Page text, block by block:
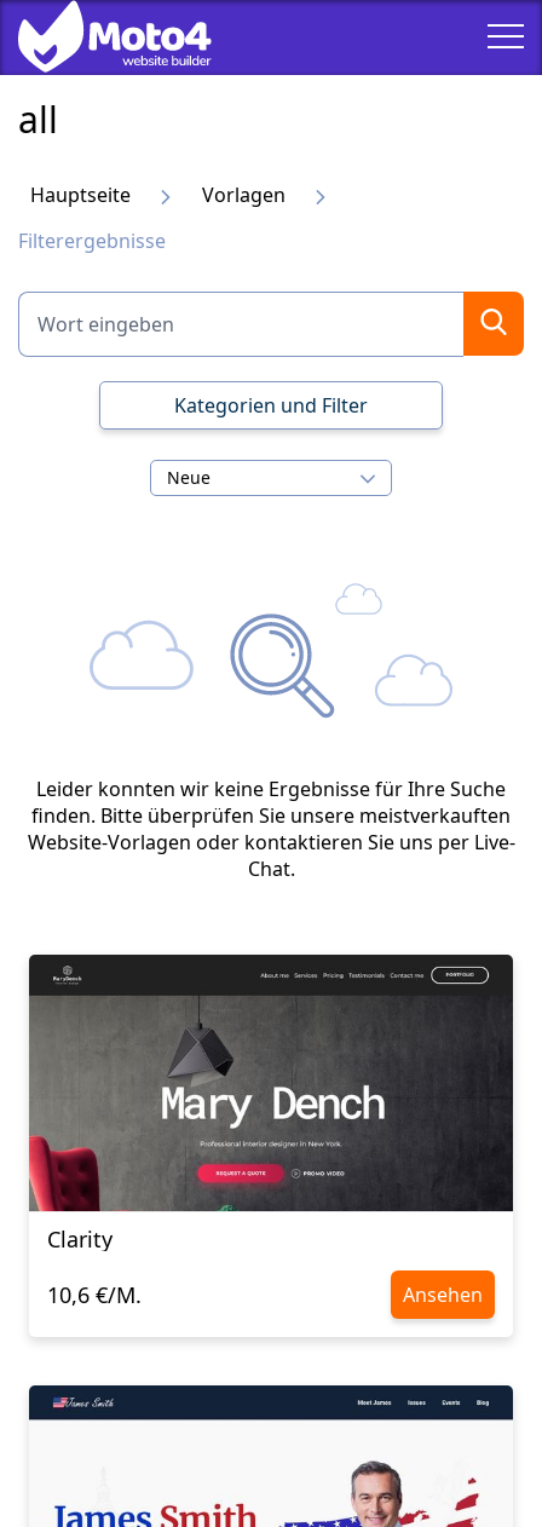
all
Hauptseite
Vorlagen
Filterergebnisse
Kategorien und Filter
Neue
Leider konnten wir keine Ergebnisse für Ihre Suche
finden. Bitte überprüfen Sie unsere meistverkauften
Website-Vorlagen oder kontaktieren Sie uns per Live-
Chat.
Clarity
10,6 €/M.
Ansehen